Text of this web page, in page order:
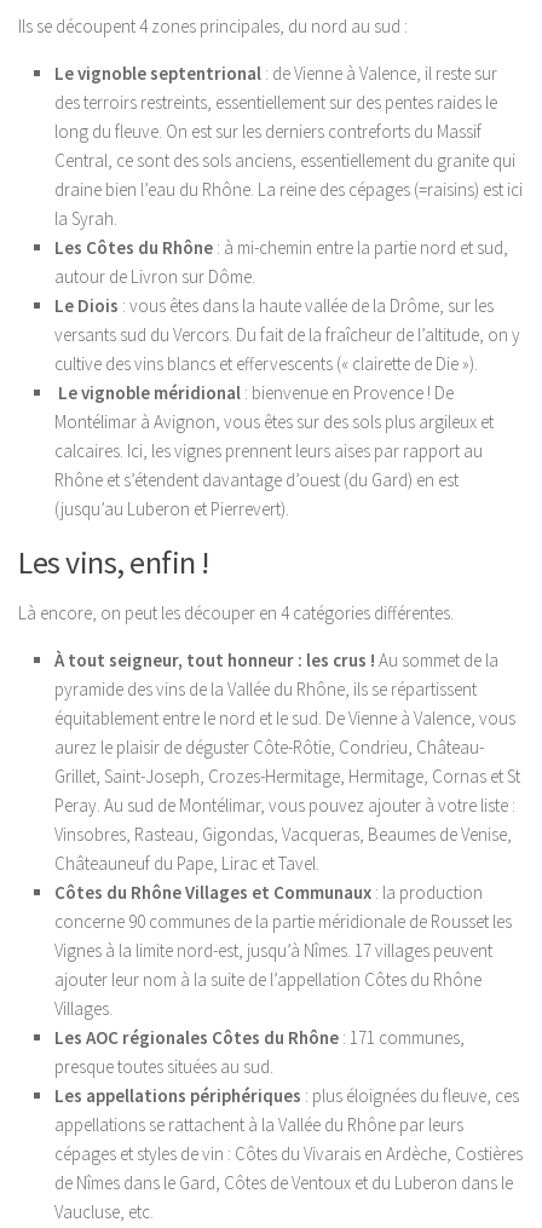
Ils se découpent 4 zones principales, du nord au sud :
Le vignoble septentrional : de Vienne à Valence, il reste sur
des terroirs restreints, essentiellement sur des pentes raides le
long du fleuve. On est sur les derniers contreforts du Massif
Central, ce sont des sols anciens, essentiellement du granite qui
draine bien l’eau du Rhône. La reine des cépages (=raisins) est ici
la Syrah.
Les Côtes du Rhône : à mi-chemin entre la partie nord et sud,
autour de Livron sur Dôme.
Le Diois : vous êtes dans la haute vallée de la Drôme, sur les
versants sud du Vercors. Du fait de la fraîcheur de l’altitude, on y
cultive des vins blancs et effervescents (« clairette de Die »).
Le vignoble méridional : bienvenue en Provence ! De
Montélimar à Avignon, vous êtes sur des sols plus argileux et
calcaires. Ici, les vignes prennent leurs aises par rapport au
Rhône et s’étendent davantage d’ouest (du Gard) en est
(jusqu’au Luberon et Pierrevert).
Les vins, enfin !
Là encore, on peut les découper en 4 catégories différentes.
À tout seigneur, tout honneur : les crus ! Au sommet de la
pyramide des vins de la Vallée du Rhône, ils se répartissent
équitablement entre le nord et le sud. De Vienne à Valence, vous
aurez le plaisir de déguster Côte-Rôtie, Condrieu, Château-
Grillet, Saint-Joseph, Crozes-Hermitage, Hermitage, Cornas et St
Peray. Au sud de Montélimar, vous pouvez ajouter à votre liste :
Vinsobres, Rasteau, Gigondas, Vacqueras, Beaumes de Venise,
Châteauneuf du Pape, Lirac et Tavel.
Côtes du Rhône Villages et Communaux : la production
concerne 90 communes de la partie méridionale de Rousset les
Vignes à la limite nord-est, jusqu’à Nîmes. 17 villages peuvent
ajouter leur nom à la suite de l’appellation Côtes du Rhône
Villages.
Les AOC régionales Côtes du Rhône : 171 communes,
presque toutes situées au sud.
Les appellations périphériques : plus éloignées du fleuve, ces
appellations se rattachent à la Vallée du Rhône par leurs
cépages et styles de vin : Côtes du Vivarais en Ardèche, Costières
de Nîmes dans le Gard, Côtes de Ventoux et du Luberon dans le
Vaucluse, etc.